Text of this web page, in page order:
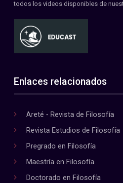
todos los videos disponibles de
Enlaces relacionados
Areté - Revista de Filosofía
Revista Estudios de Filosofía
Pregrado en Filosofía
Maestría en Filosofía
Doctorado en Filosofía